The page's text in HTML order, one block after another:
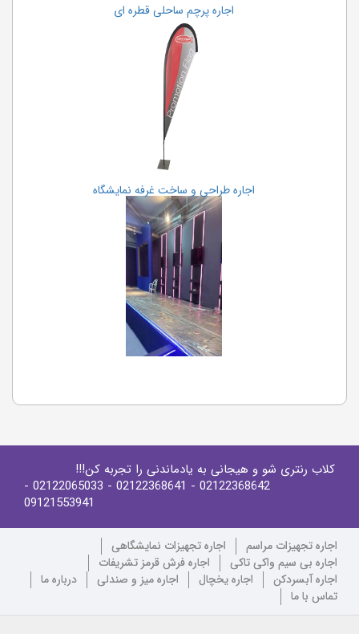
کلاب رنتری شو و هیجانی به یادماندنی را تجربه کن!!!
02122368642
- 02122368641
- 02122065033
-
09121553941
اجاره تجهیزات مراسم
اجاره تجهیزات نمایشگاهی
اجاره بی سیم واکی تاکی
اجاره فرش قرمز تشریفات
اجاره آبسردکن
اجاره یخچال اجاره میز و صندلی
درباره ما
تماس با ما